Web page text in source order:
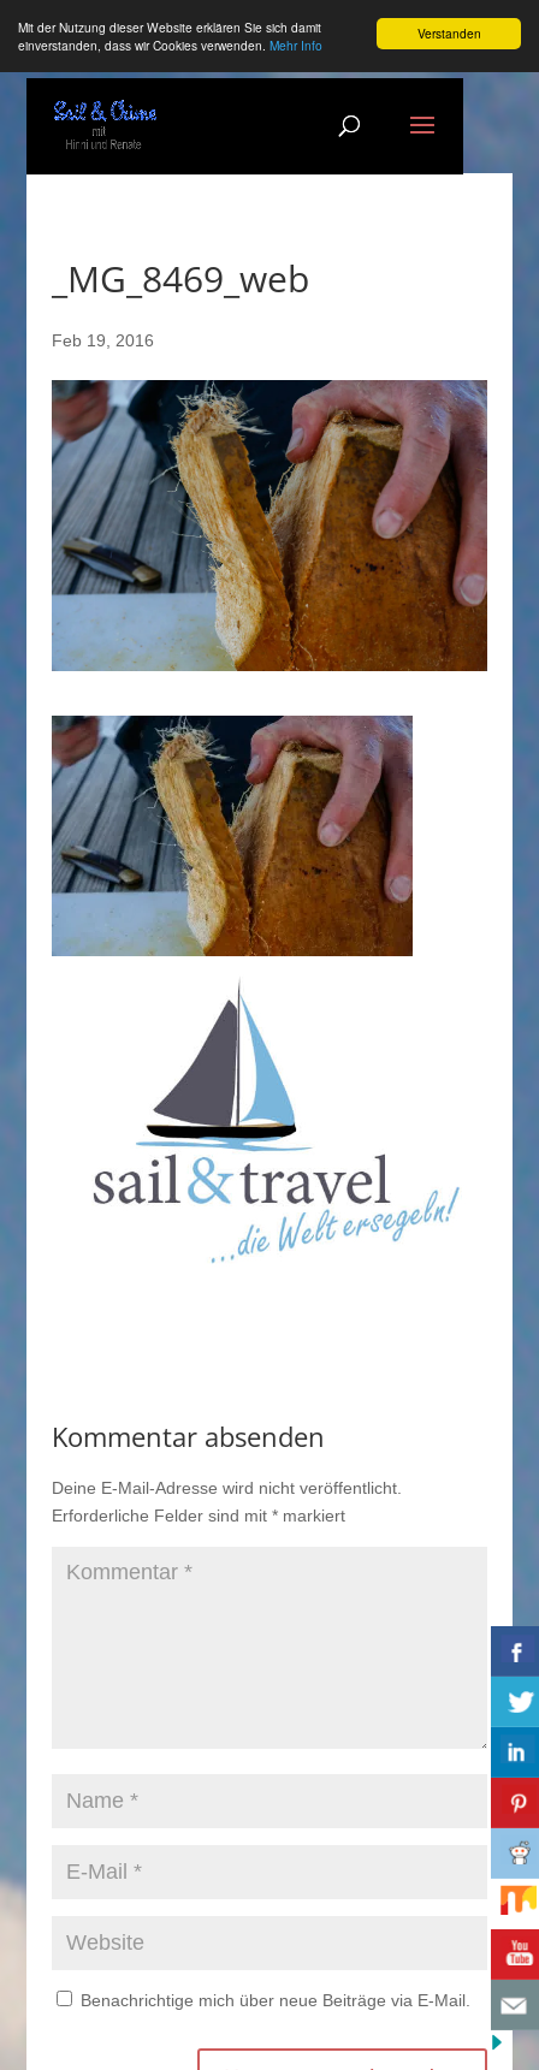
Verstanden
Mit der Nutzung dieser Website erklären Sie sich damit
einverstanden, dass wir Cookies verwenden. Mehr Info
_MG_8469_web
Feb 19, 2016
Kommentar absenden
Deine E-Mail-Adresse wird nicht veröffentlicht.
Erforderliche Felder sind mit *markiert
Benachrichtige mich über neue Beiträge via E-Mail.